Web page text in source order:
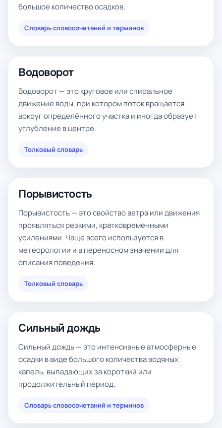
большое количество осадков.
Словарь словосочетаний и терминов
Водоворот
Водоворот — это круговое или спиральное
движение воды, при котором поток вращается
вокруг определённого участка и иногда образует
углубление в центре.
Толковый словарь
Порывистость
Порывистость — это свойство ветра или движения
проявляться резкими, кратковременными
усилениями. Чаще всего используется в
метеорологии и в переносном значении для
описания поведения.
Толковый словарь
Сильный дождь
Сильный дождь — это интенсивные атмосферные
осадки в виде большого количества водяных
капель, выпадающих за короткий или
продолжительный период.
Словарь словосочетаний и терминов